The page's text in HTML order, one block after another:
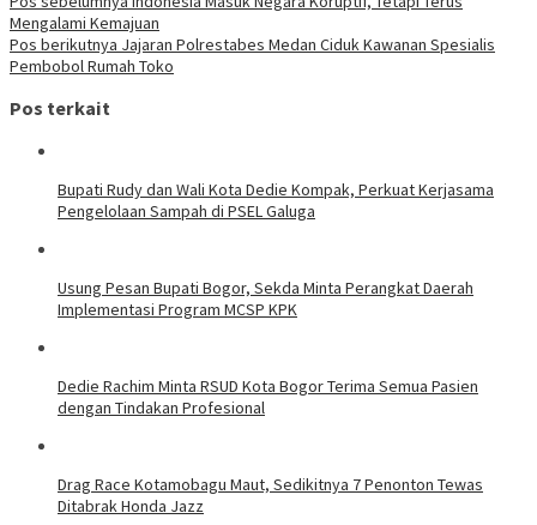
Mengalami Kemajuan
Pos berikutnya Jajaran Polrestabes Medan Ciduk Kawanan Spesialis
Pembobol Rumah Toko
Pos terkait
Bupati Rudy dan Wali Kota Dedie Kompak, Perkuat Kerjasama
Pengelolaan Sampah di PSEL Galuga
Usung Pesan Bupati Bogor, Sekda Minta Perangkat Daerah
Implementasi Program MCSP KPK
Dedie Rachim Minta RSUD Kota Bogor Terima Semua Pasien
dengan Tindakan Profesional
Drag Race Kotamobagu Maut, Sedikitnya 7 Penonton Tewas
Ditabrak Honda Jazz